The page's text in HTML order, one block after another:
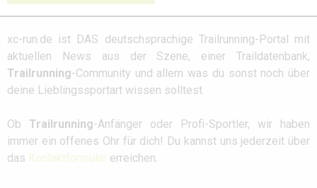
xc-run.de ist DAS deutschsprachige Trailrunning-Portal mit
aktuellen News aus der Szene, einer Traildatenbank,
Trailrunning-Community und allem was du sonst noch über
deine Lieblingssportart wissen solltest.
Ob Trailrunning-Anfänger oder Profi-Sportler, wir haben
immer ein offenes Ohr für dich! Du kannst uns jederzeit über
das Kontaktformular erreichen.